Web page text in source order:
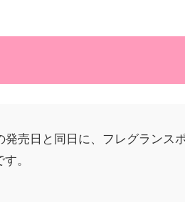
売日と同日に、フレグランス
。